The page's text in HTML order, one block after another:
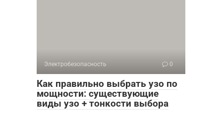
Электробезопасность 0
Как правильно выбрать узо по
мощности: существующие
виды узо + тонкости выбора